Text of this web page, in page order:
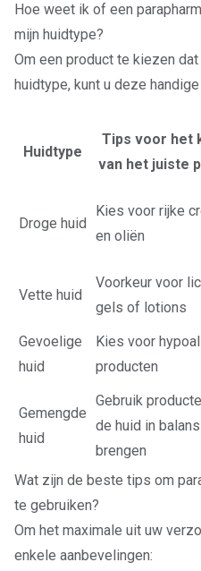
Hoe weet ik of een
mijn huidtype?
Om een product te kiezen
huidtype, kunt u deze
Huidtype
Tips voor het
van het juiste
Droge huid
Kies voor rijke
en oliën
Vette huid
Voorkeur voor
gels of lotions
Gevoelige
huid
Kies voor
producten
Gemengde
huid
Gebruik
de huid in balans
brengen
Wat zijn de beste tips om
te gebruiken?
Om het maximale uit uw
enkele aanbevelingen: